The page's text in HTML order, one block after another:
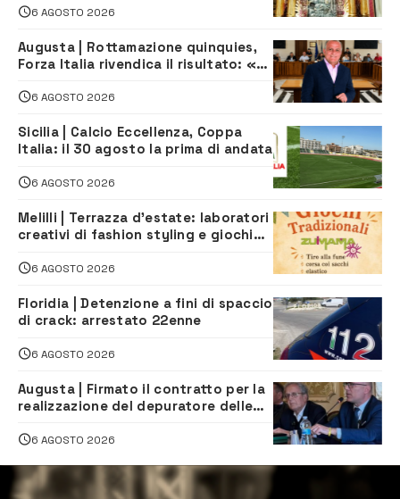
6 AGOSTO 2026
Augusta | Rottamazione quinquies,
Forza Italia rivendica il risultato: «La
6 AGOSTO 2026
Sicilia | Calcio Eccellenza, Coppa
Italia: il 30 agosto la prima di andata
6 AGOSTO 2026
Melilli | Terrazza d’estate: laboratori
creativi di fashion styling e giochi
iscriversi
6 AGOSTO 2026
Floridia | Detenzione a fini di spaccio
di crack: arrestato 22enne
6 AGOSTO 2026
Augusta | Firmato il contratto per la
realizzazione del depuratore delle
6 AGOSTO 2026